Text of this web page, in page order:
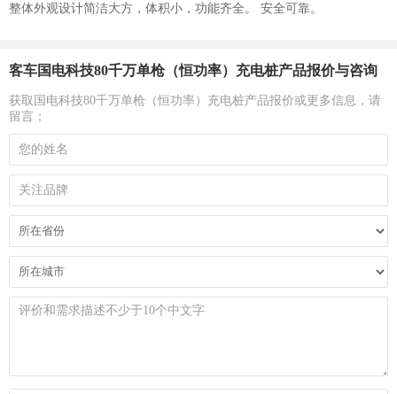
整体外观设计简洁大方，体积小，功能齐全。 安全可靠。
客车国电科技80千万单枪（恒功率）充电桩产品报价与咨询
获取国电科技80千万单枪（恒功率）充电桩产品报价或更多信息，请
留言；